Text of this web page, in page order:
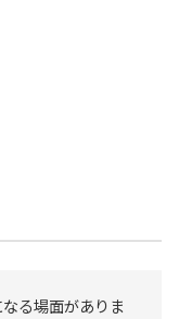
る場面がありま